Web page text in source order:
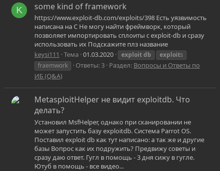
K some kind of framework
https://www.exploit-db.com/exploits/398 Есть уязвимость
написана на С Не могу найти фреймворк, который
позволяет импортировать сплоиты с exploit-db и сразу
использовать их Подскажите плз название
keysi111
Тема 01.03.2020 exploitdb exploits
fraemwork
Ответы: 3 Раздел: Вопросы и Ответы по
ИБ (Q&A)
MetasploitHelper не видит exploitdb. Что
делать?
Установил MsfHelper, однако при сканировании не
может запустить базу exploitdb. Система Parrot OS.
Поставил exploit db как тут написано: а так же и другие
базы Вопрос как их подружить? Предвижу советы и
сразу даю ответ. Гугл в помощь - 3 дня сижу в гугле.
Ютуб в помощь - все видео...